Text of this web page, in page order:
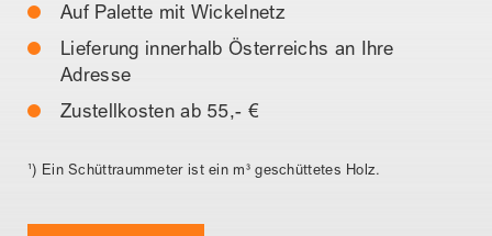
Auf Palette mit Wickelnetz
Lieferung innerhalb Österreichs an Ihre
Adresse
Zustellkosten ab 55,- €
¹) Ein Schüttraummeter ist ein m³ geschüttetes Holz.